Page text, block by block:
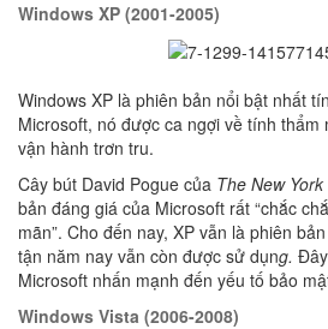
Windows XP (2001-2005)
Windows XP là phiên bản nổi bật nhất
Microsoft, nó được ca ngợi về tính thẩm
vận hành trơn tru.
Cây bút David Pogue của The New
bản đáng giá của Microsoft rất “chắc
mãn”. Cho đến nay, XP vẫn là phiên
tận năm nay vẫn còn được sử dụng.
Microsoft nhấn mạnh đến yếu tố bảo
Windows Vista (2006-2008)